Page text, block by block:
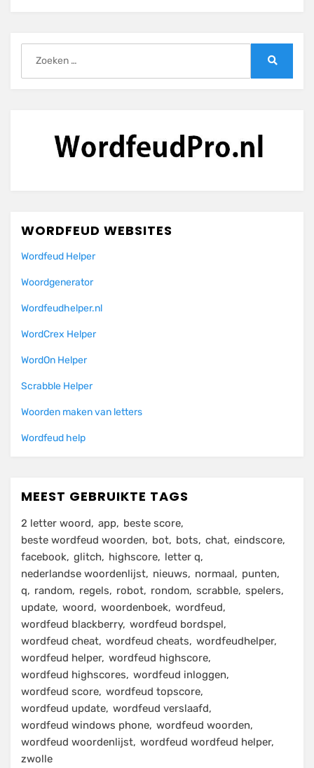
naar:
WORDFEUD WEBSITES
Wordfeud Helper
Woordgenerator
Wordfeudhelper.nl
WordCrex Helper
WordOn Helper
Scrabble Helper
Woorden maken van letters
Wordfeud help
MEEST GEBRUIKTE TAGS
2 letter woord app
beste score
beste wordfeud woorden
bot bots chat eindscore
facebook glitch highscore
letter q
nederlandse woordenlijst
nieuws normaal
punten
q
random regels robot rondom scrabble spelers
update woord woordenboek wordfeud
wordfeud blackberry wordfeud bordspel
wordfeud cheat wordfeud cheats
wordfeudhelper
wordfeud helper wordfeud highscore
wordfeud highscores
wordfeud inloggen
wordfeud score wordfeud topscore
wordfeud update wordfeud verslaafd
wordfeud windows phone wordfeud woorden
wordfeud woordenlijst wordfeud wordfeud helper
zwolle